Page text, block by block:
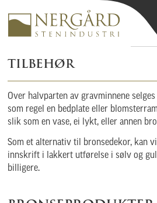
TILBEHØR
Over halvparten av gravminnene
som regel en bedplate eller
slik som en vase, ei lykt, eller annen
Som et alternativ til bronsedekor, kan
innskrift i lakkert utførelse i sølv og
billigere.